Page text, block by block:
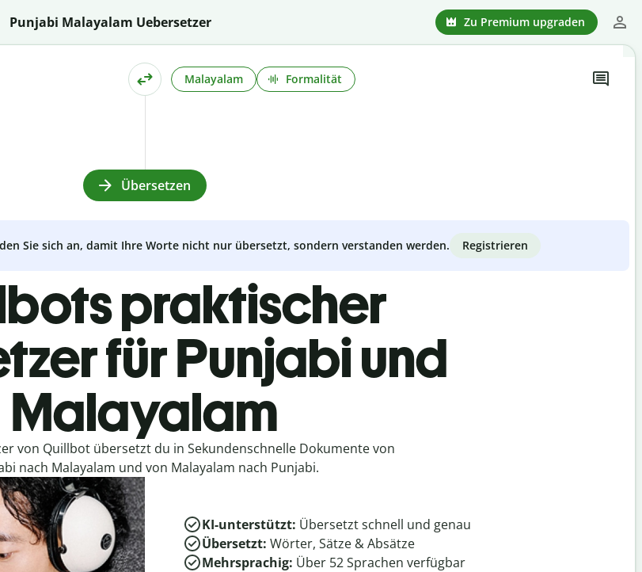
Punjabi Malayalam Uebersetzer Zu Premium upgraden
Malayalam Formalität
Übersetzen
Sie sich an, damit Ihre Worte nicht nur übersetzt, sondern verstanden werden. Registrieren
praktischer
für Punjabi und
Malayalam
von Quillbot übersetzt du in Sekundenschnelle Dokumente von
nach Malayalam und von Malayalam nach Punjabi.
KI-unterstützt: Übersetzt schnell und genau
Übersetzt: Wörter, Sätze & Absätze
Mehrsprachig: Über 52Sprachen verfügbar